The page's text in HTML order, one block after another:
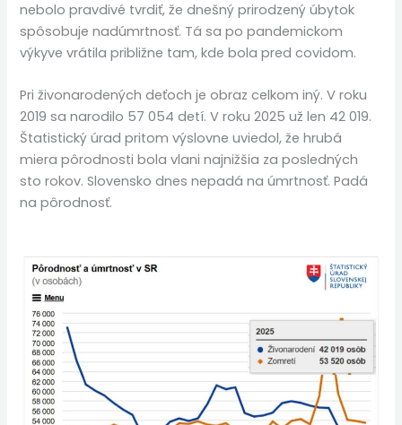
nebolo pravdivé tvrdiť, že dnešný prirodzený úbytok
spôsobuje nadúmrtnosť. Tá sa po pandemickom
výkyve vrátila približne tam, kde bola pred covidom.
Pri živonarodených deťoch je obraz celkom iný. V roku
2019 sa narodilo 57 054 detí. V roku 2025 už len 42 019.
Štatistický úrad pritom výslovne uviedol, že hrubá
miera pôrodnosti bola vlani najnižšia za posledných
sto rokov. Slovensko dnes nepadá na úmrtnosť. Padá
na pôrodnosť.